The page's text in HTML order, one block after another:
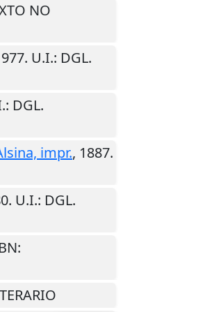
NO
. U.I.: DGL.
: DGL.
impr., 1887.
. U.I.: DGL.